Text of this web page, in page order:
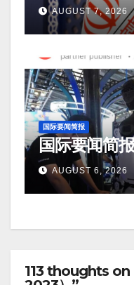
AUGUST 7, 2026
国际要闻简报
国际要闻简
AUGUST 6, 2026
113 thoughts on